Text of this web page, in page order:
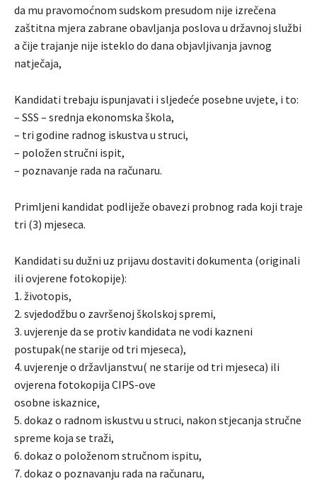
da mu pravomoćnom sudskom presudom nije izrečena
zaštitna mjera zabrane obavljanja poslova u državnoj službi
a čije trajanje nije isteklo do dana objavljivanja javnog
natječaja,
Kandidati trebaju ispunjavati i sljedeće posebne uvjete, i to:
– SSS – srednja ekonomska škola,
– tri godine radnog iskustva u struci,
– položen stručni ispit,
– poznavanje rada na računaru.
Primljeni kandidat podliježe obavezi probnog rada koji traje
tri (3) mjeseca.
Kandidati su dužni uz prijavu dostaviti dokumenta (originali
ili ovjerene fotokopije):
1. životopis,
2. svjedodžbu o završenoj školskoj spremi,
3. uvjerenje da se protiv kandidata ne vodi kazneni
postupak(ne starije od tri mjeseca),
4. uvjerenje o državljanstvu( ne starije od tri mjeseca) ili
ovjerena fotokopija CIPS-ove
osobne iskaznice,
5. dokaz o radnom iskustvu u struci, nakon stjecanja stručne
spreme koja se traži,
6. dokaz o položenom stručnom ispitu,
7. dokaz o poznavanju rada na računaru,